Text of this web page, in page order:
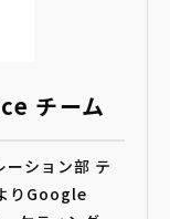
チーム
ーション部 テ
りGoogle